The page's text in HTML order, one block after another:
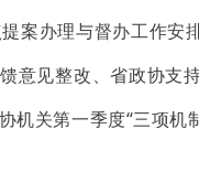
案办理与督办工作安
意见整改、省政协支
机关第一季度“三项机